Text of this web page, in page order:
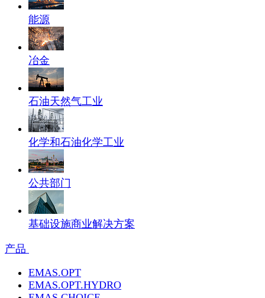
能源
冶金
石油天然气工业
化学和石油化学工业
公共部门
基础设施商业解决方案
产品
EMAS.OPT
EMAS.OPT.HYDRO